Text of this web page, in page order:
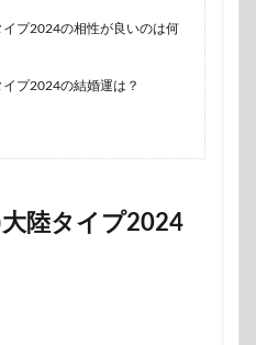
プ2024の相性が良いのは何
プ2024の結婚運は？
陸タイプ2024